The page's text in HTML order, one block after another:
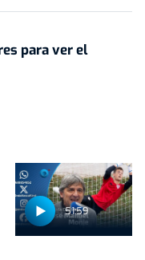
para ver el
51:59